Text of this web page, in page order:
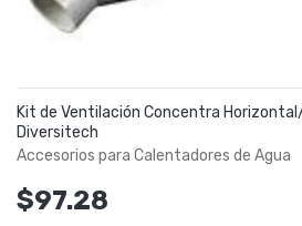
Kit de Ventilación Concentra
Diversitech
Accesorios para Calentadores de Agua
$97.28